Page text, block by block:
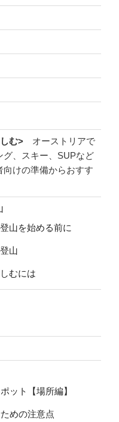
む> オーストリアで
、スキー、SUPなど
けの準備からおすす
山を始める前に
山
むには
ット【場所編】
めの注意点